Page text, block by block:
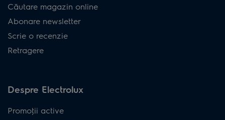
Căutare magazin online
Abonare newsletter
Scrie o recenzie
Retragere
Despre Electrolux
Promoţii active